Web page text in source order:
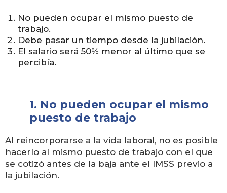
No pueden ocupar el mismo puesto de
trabajo.
Debe pasar un tiempo desde la jubilación.
El salario será 50% menor al último que se
percibía.
1. No pueden ocupar el mismo
puesto de trabajo
Al reincorporarse a la vida laboral, no es posible
hacerlo al mismo puesto de trabajo con el que
se cotizó antes de la baja ante el IMSS previo a
la jubilación.